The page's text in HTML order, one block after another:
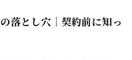
落とし穴｜契約前に知っ